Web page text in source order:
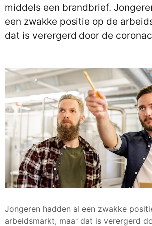
middels een brandbrief.
een zwakke positie op de
dat is verergerd door de
Jongeren hadden al een zwakke
arbeidsmarkt, maar dat is verergerd